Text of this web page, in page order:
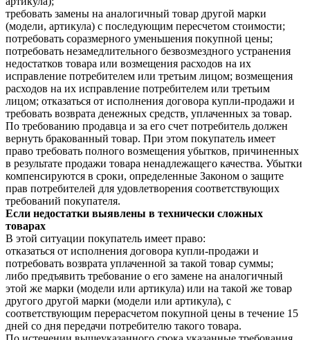
требовать замены на аналогичный товар другой марки
(модели, артикула) с последующим пересчетом стоимости;
потребовать соразмерного уменьшения покупной цены;
потребовать незамедлительного безвозмездного устранения
недостатков товара или возмещения расходов на их
исправление потребителем или третьим лицом; возмещения
расходов на их исправление потребителем или третьим
лицом; отказаться от исполнения договора купли-продажи и
требовать возврата денежных средств, уплаченных за товар.
По требованию продавца и за его счет потребитель должен
вернуть бракованный товар. При этом покупатель имеет
право требовать полного возмещения убытков, причиненных
в результате продажи товара ненадлежащего качества. Убытки
компенсируются в сроки, определенные Законом о защите
прав потребителей для удовлетворения соответствующих
требований покупателя.
Если недостатки выявлены в технически сложных
товарах
В этой ситуации покупатель имеет право:
отказаться от исполнения договора купли-продажи и
потребовать возврата уплаченной за такой товар суммы;
либо предъявить требование о его замене на аналогичный
этой же марки (модели или артикула) или на такой же товар
другого другой марки (модели или артикула), с
соответствующим перерасчетом покупной цены в течение 15
дней со дня передачи потребителю такого товара.